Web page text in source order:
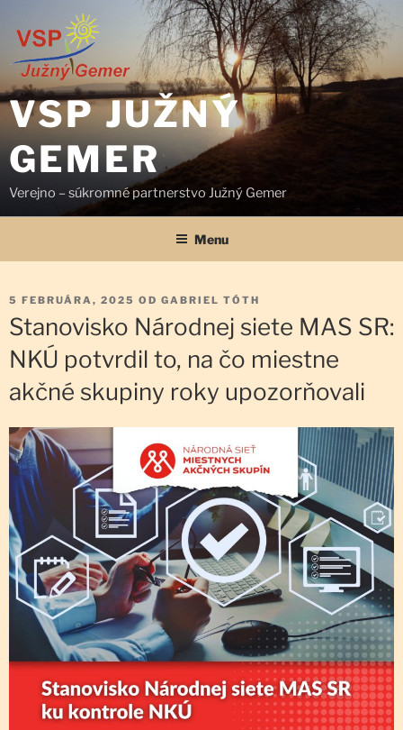
VSP JUŽNÝ
GEMER
Verejno – súkromné partnerstvo Južný Gemer
Menu
PUBLIKOVANÉ
5 FEBRUÁRA, 2025 OD GABRIEL TÓTH
Stanovisko Národnej siete MAS SR:
NKÚ potvrdil to, na čo miestne
akčné skupiny roky upozorňovali